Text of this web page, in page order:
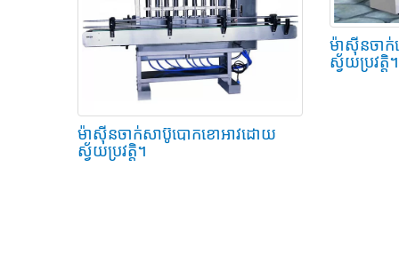
ម៉ាស៊ីនចាក់សាប៊ូបោកខោអាវដោយ
ស្វ័យប្រវត្តិ។
ម៉ាស៊ីនចាក់
ស្វ័យប្រវត្តិ។